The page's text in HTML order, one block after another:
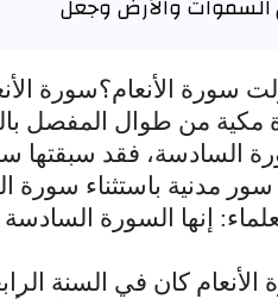
السموات والأرض وجعل
السورة1- متى نزلت سورة
مكية من طوال المفصل
السادسة، فقد سبقتها
مدنية باستثناء سورة
إنها السورة
كان في السنة